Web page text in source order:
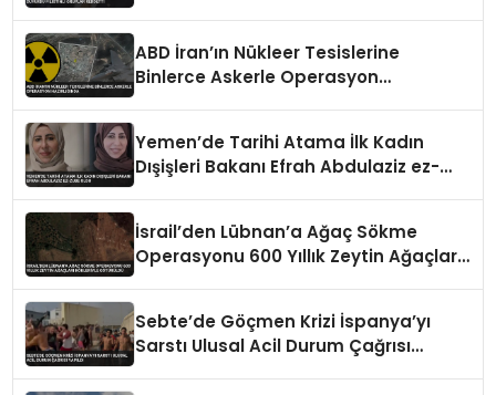
ABD İran’ın Nükleer Tesislerine
Binlerce Askerle Operasyon
Yemen’de Tarihi Atama İlk Kadın
Dışişleri Bakanı Efrah Abdulaziz ez-
İsrail’den Lübnan’a Ağaç Sökme
Operasyonu 600 Yıllık Zeytin Ağaçları
Sebte’de Göçmen Krizi İspanya’yı
Sarstı Ulusal Acil Durum Çağrısı